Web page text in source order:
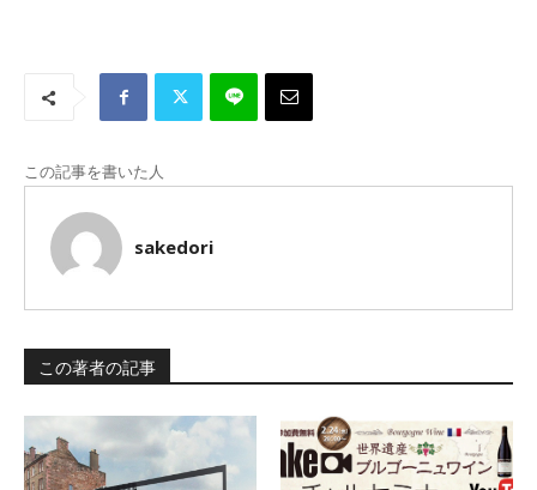
この記事を書いた人
sakedori
この著者の記事